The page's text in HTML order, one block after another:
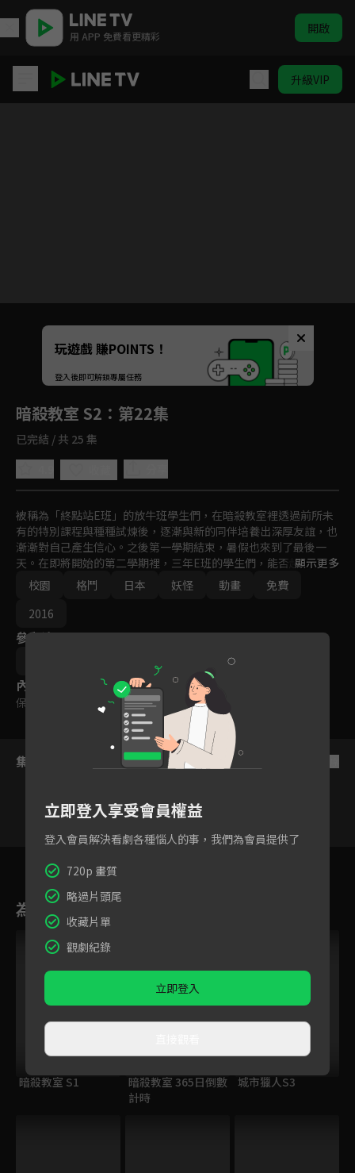
用 APP 免費看更精彩 開啟
升級VIP
Unmute
如有不便請見諒
玩遊戲 賺POINTS！
登入後即可解鎖專屬任務
暗殺教室 S2 ：第22集
已完結 / 共 25 集
被稱為「終點站E班」的放牛班學生們，在暗殺教室裡透過前所未
有的特別課程與種種試煉後，逐漸與新的同伴培養出深厚友誼，也
漸漸對自己產生信心。之後第一學期結束，暑假也來到了最後一
天。在即將開始的第二學期裡，三年E班的學生們，能否趕在畢業
前成功執行殺死級任老師「殺老師」的暗殺任務……！？
顯示更多
校園
格鬥 日本 妖怪 動畫
免費
2016
參與演員
內容標籤
保護級
集數列表
20
為您推薦
暗殺教室 S1
暗殺教室 365日倒數
計時
城市獵人S3
立即登入享受會員權益
登入會員解決看劇各種惱人的事，我們為會員提供了
720p 畫質
略過片頭尾
收藏片單
觀劇紀錄
立即登入